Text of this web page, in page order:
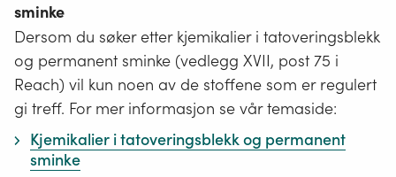
sminke
Dersom du søker etter kjemikalier i tatoveringsblekk
og permanent sminke (vedlegg XVII, post 75 i
Reach) vil kun noen av de stoffene som er regulert
gi treff. For mer informasjon se vår temaside:
Kjemikalier i tatoveringsblekk og permanent
sminke